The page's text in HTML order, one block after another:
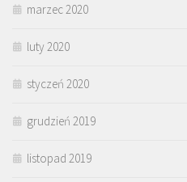
marzec 2020
luty 2020
styczeń 2020
grudzień 2019
listopad 2019